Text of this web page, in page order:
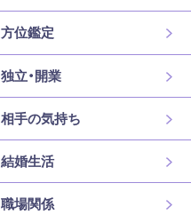
方位鑑定
独立・開業
相手の気持ち
結婚生活
職場関係